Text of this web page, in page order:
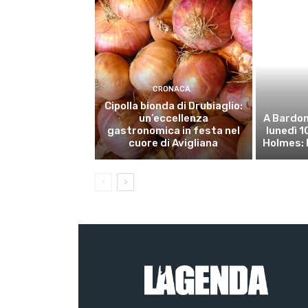
CRONACA
Cipolla bionda di Drubiaglio:
un’eccellenza
gastronomica in festa nel
cuore di Avigliana
A
lunedì
Holmes: